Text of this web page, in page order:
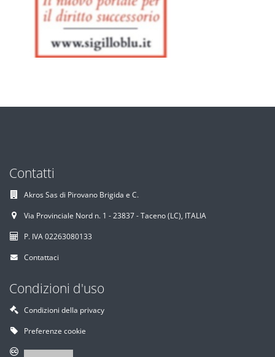
Contatti
Akros Sas di Pirovano Brigida e C.
Via Provinciale Nord n. 1 - 23837 - Taceno (LC), ITALIA
P. IVA 02263080133
Contattaci
Condizioni d'uso
Condizioni della privacy
Preferenze cookie